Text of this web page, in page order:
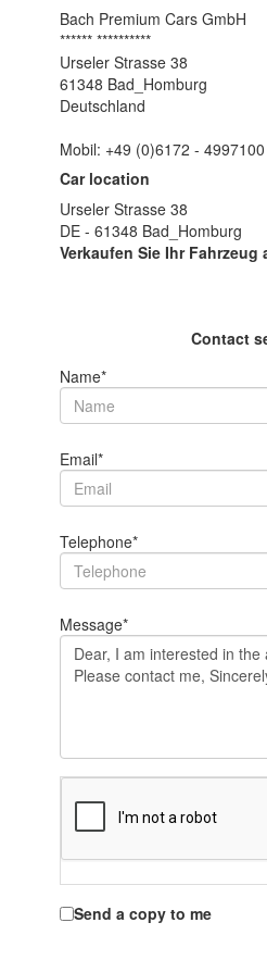
Bach Premium Cars GmbH
****** **********
Urseler Strasse 38
61348 Bad_Homburg
Deutschland
Mobil: +49 (0)6172 - 4997100
Car location
Urseler Strasse 38
DE - 61348 Bad_Homburg
Verkaufen Sie Ihr
Contact
Name*
Email*
Telephone*
Message*
Send a copy to me